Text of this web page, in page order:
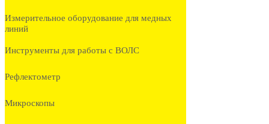
Измерительное оборудование для медных
линий
Инструменты для работы с ВОЛС
Рефлектометр
Микроскопы